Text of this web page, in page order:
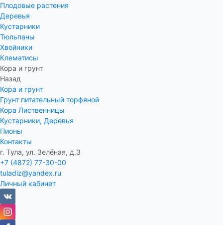
Плодовые растения
Деревья
Кустарники
Тюльпаны
Хвойники
Клематисы
Кора и грунт
Назад
Кора и грунт
Грунт питательный торфяной
Кора Лиственницы
Кустарники, Деревья
Пионы
Контакты
г. Тула, ул. Зелёная, д.3
+7 (4872) 77-30-00
tuladiz@yandex.ru
Личный кабинет